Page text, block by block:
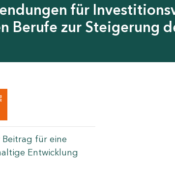
für
Berufe zur Steigerung
Beitrag für eine
Entwicklung